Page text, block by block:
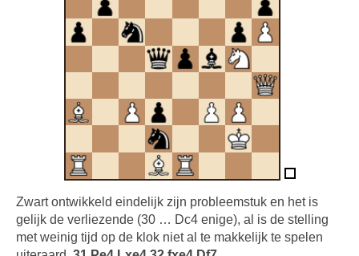
Zwart ontwikkeld eindelijk zijn probleemstuk en het is
gelijk de verliezende (30 … Dc4 enige), al is de stelling
met weinig tijd op de klok niet al te makkelijk te spelen